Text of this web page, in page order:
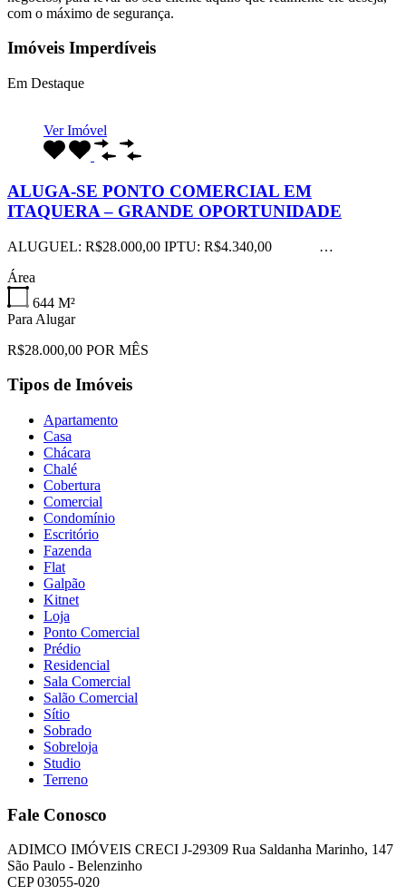
com o máximo de segurança.
Imóveis Imperdíveis
Em Destaque
Ver Imóvel
ALUGA-SE PONTO COMERCIAL EM
ITAQUERA – GRANDE OPORTUNIDADE
ALUGUEL: R$28.000,00 IPTU: R$4.340,00 …
Área
644 M²
Para Alugar
R$28.000,00 POR MÊS
Tipos de Imóveis
Apartamento
Casa
Chácara
Chalé
Cobertura
Comercial
Condomínio
Escritório
Fazenda
Flat
Galpão
Kitnet
Loja
Ponto Comercial
Prédio
Residencial
Sala Comercial
Salão Comercial
Sítio
Sobrado
Sobreloja
Studio
Terreno
Fale Conosco
ADIMCO IMÓVEIS CRECI J-29309 Rua Saldanha Marinho, 147
São Paulo - Belenzinho
CEP 03055-020